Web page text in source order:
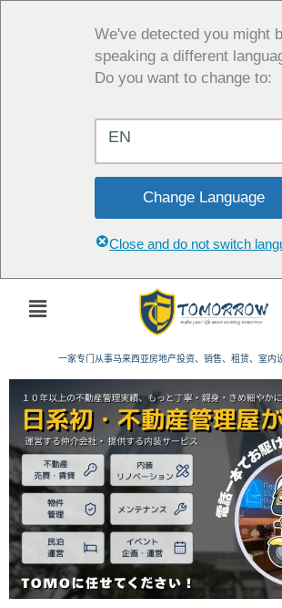
We've detected you might
speaking a different
Do you want to change to:
EN
Change Language
Close and do not switch
主
一家专门从事马来西亚房地产投资、销售、租赁、室内